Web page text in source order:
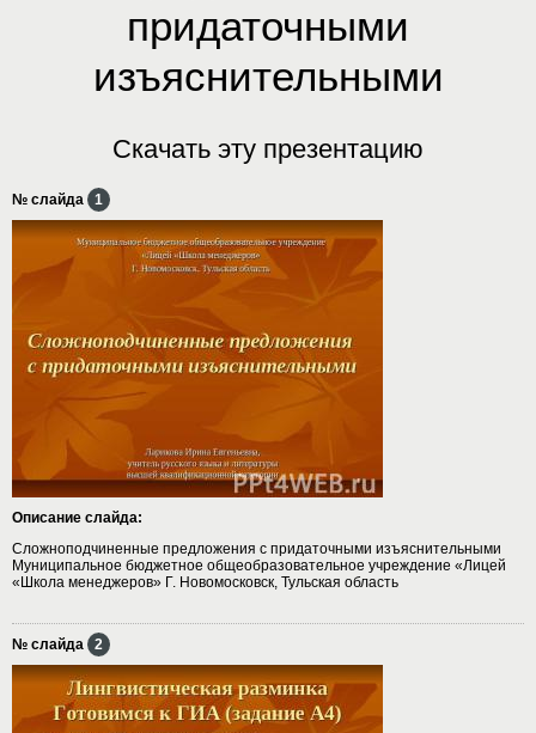
придаточными
изъяснительными
Скачать эту презентацию
№ слайда 1
Описание слайда:
Сложноподчиненные предложения с придаточными изъяснительными
Муниципальное бюджетное общеобразовательное учреждение «Лицей
«Школа менеджеров» Г. Новомосковск, Тульская область
№ слайда 2